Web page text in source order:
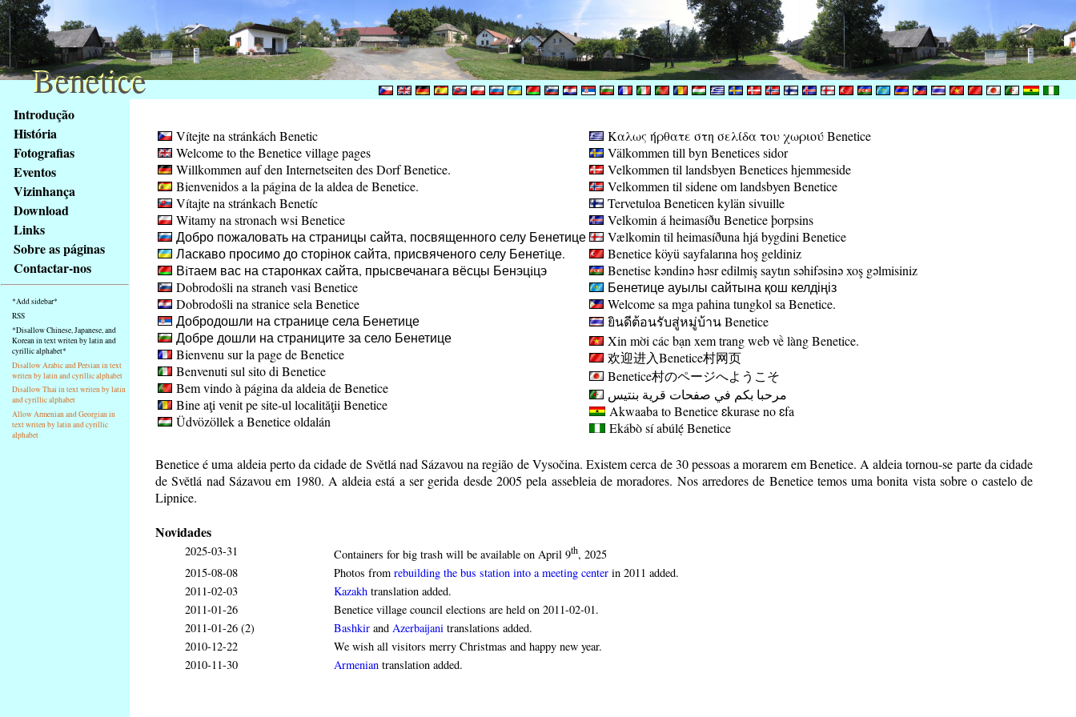
obsah
stránky
Klávesové
zkratky
tomto
webu
základní
Hlavní
strana
Introdução
História
Fotografias
Eventos
Vizinhança
Download
Links
Sobre as páginas
Contactar-nos
*Add sidebar*
RSS
*Disallow Chinese, Japanese, and
Korean in text writen by latin and
cyrillic alphabet*
Disallow Arabic and Persian in text
writen by latin and cyrillic alphabet
Disallow Thai in text writen by latin
and cyrillic alphabet
Allow Armenian and Georgian in
text writen by latin and cyrillic
alphabet
Vítejte na stránkách Benetic
Welcome to the Benetice village pages
Willkommen auf den Internetseiten des Dorf Benetice.
Bienvenidos a la página de la aldea de Benetice.
Vítajte na stránkach Benetíc
Witamy na stronach wsi Benetice
Добро пожаловать на страницы сайта, посвященного селу Бенетице
Ласкаво просимо до сторінок сайта, присвяченого селу Бенетiце.
Вiтаем вас на старонках сайта, прысвечанага вёсцы Бенэцiцэ
Dobrodošli na straneh vasi Benetice
Dobrodošli na stranice sela Benetice
Добродошли на странице села Бенетице
Добре дошли на страниците за село Бенетице
Bienvenu sur la page de Benetice
Benvenuti sul sito di Benetice
Bem vindo à página da aldeia de Benetice
Bine aţi venit pe site-ul localităţii Benetice
Üdvözöllek a Benetice oldalán
Καλως ήρθατε στη σελίδα του χωριού Benetice
Välkommen till byn Benetices sidor
Velkommen til landsbyen Benetices hjemmeside
Velkommen til sidene om landsbyen Benetice
Tervetuloa Beneticen kylän sivuille
Velkomin á heimasíðu Benetice þorpsins
Vælkomin til heimasíðuna hjá bygdini Benetice
Benetice köyü sayfalarına hoş geldiniz
Benetise kəndinə həsr edilmiş saytın səhifəsinə xoş gəlmisiniz
Бенетице ауылы сайтына қош келдіңіз
Welcome sa mga pahina tungkol sa Benetice.
ยินดีต้อนรับสู่หมู่บ้าน Benetice
Xin mời các bạn xem trang web về làng Benetice.
欢迎进入Benetice村网页
Benetice村のページへようこそ
مرحبا بكم في صفحات قرية بنتيس
Akwaaba to Benetice ɛkurase no ɛfa
Ekábò sí abúlẹ́Benetice
Benetice é uma aldeia perto da cidade de Světlá nad Sázavou na região de Vysočina. Existem cerca de 30 pessoas a morarem em Benetice. A aldeia tornou-se parte da cidade
de Světlá nad Sázavou em 1980. A aldeia está a ser gerida desde 2005 pela assebleia de moradores. Nos arredores de Benetice temos uma bonita vista sobre o castelo de
Lipnice.
Novidades
2025-03-31 Containers for big trash will be available on April 9th, 2025
2015-08-08
Photos from rebuilding the bus station into a meeting center in 2011 added.
2011-02-03
Kazakh translation added.
2011-01-26
Benetice village council elections are held on 2011-02-01.
2011-01-26 (2)
Bashkir and Azerbaijani translations added.
2010-12-22
We wish all visitors merry Christmas and happy new year.
2010-11-30
Armenian translation added.
Benetice
Benetice